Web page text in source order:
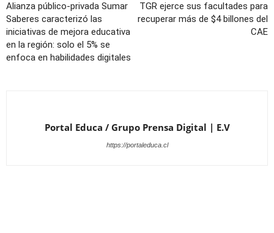
Alianza público-privada Sumar
Saberes caracterizó las
iniciativas de mejora educativa
en la región: solo el 5% se
enfoca en habilidades digitales
TGR ejerce sus facultades para
recuperar más de $4 billones del
CAE
Portal Educa / Grupo Prensa Digital | E.V
https://portaleduca.cl